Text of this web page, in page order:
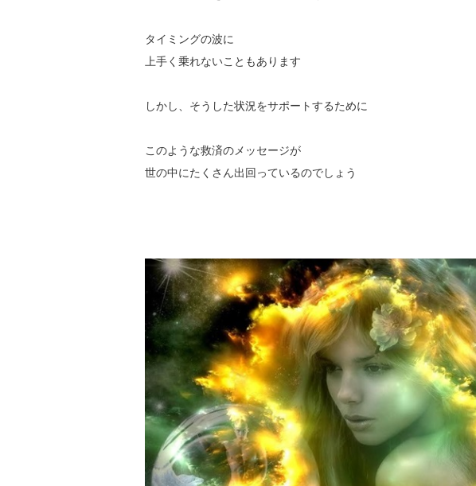
タイミングの波に
上手く乗れないこともあります
しかし、そうした状況をサポートするために
このような救済のメッセージが
世の中にたくさん出回っているのでしょう